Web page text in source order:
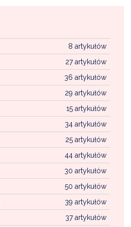
8 artykułów
27 artykułów
36 artykułów
29 artykułów
15 artykułów
34 artykułów
25 artykułów
44 artykułów
30 artykułów
50 artykułów
39 artykułów
37 artykułów